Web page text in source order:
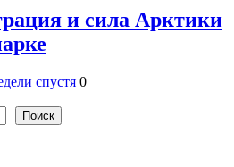
и сила Арктики
спустя 0
Поиск